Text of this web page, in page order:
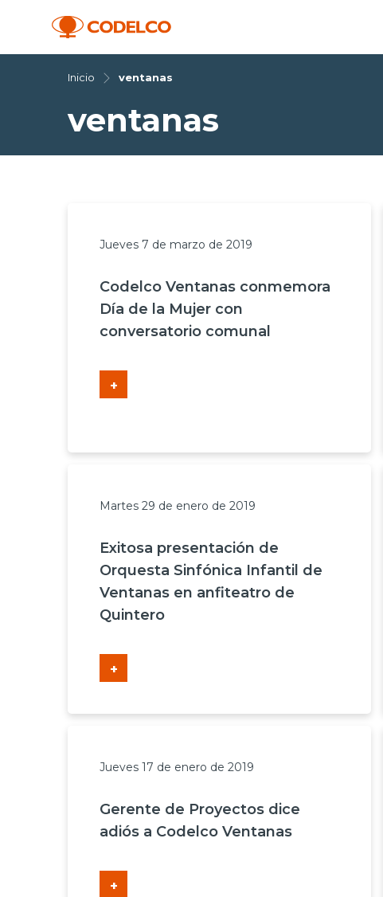
Inicio ventanas
ventanas
Jueves 7 de marzo de 2019
Codelco Ventanas conmemora
Día de la Mujer con
conversatorio comunal
+
Martes 29 de enero de 2019
Exitosa presentación de
Orquesta Sinfónica Infantil de
Ventanas en anfiteatro de
Quintero
+
Jueves 17 de enero de 2019
Gerente de Proyectos dice
adiós a Codelco Ventanas
+